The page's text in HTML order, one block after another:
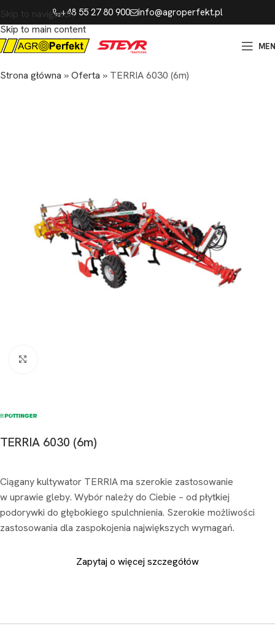
Skip to navigation
Skip to main content
+48 55 27 80 900 info@agroperfekt.pl
Strona główna »Oferta » TERRIA 6030 (6m)
TERRIA 6030 (6m)
Ciągany kultywator TERRIA ma szerokie zastosowanie
w uprawie gleby. Wybór należy do Ciebie – od płytkiej
podorywki do głębokiego spulchnienia. Szerokie możliwości
zastosowania dla zaspokojenia największych wymagań.
Zapytaj o więcej szczegółów